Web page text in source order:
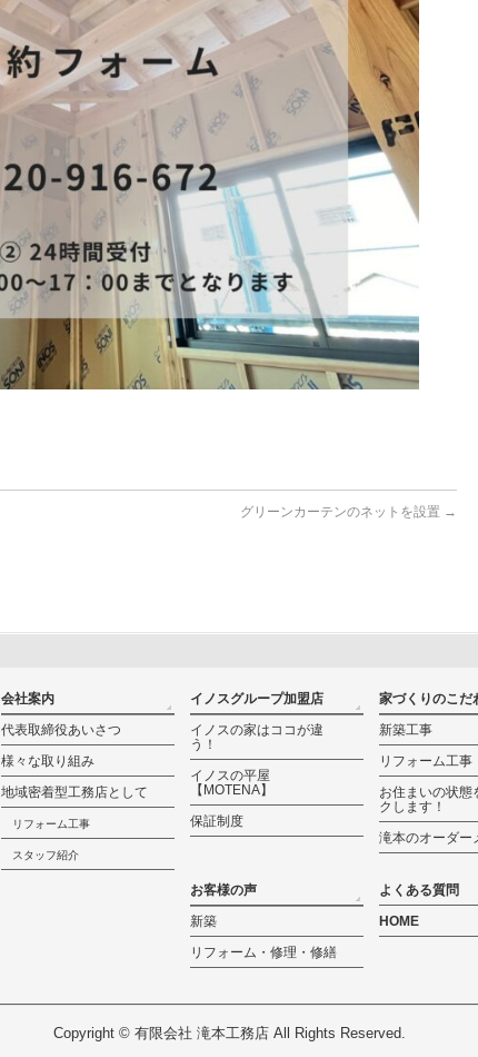
グリーンカーテンのネットを設置 →
会社案内
代表取締役あいさつ
様々な取り組み
地域密着型工務店として
リフォーム工事
スタッフ紹介
イノスグループ加盟店
イノスの家はココが違
う！
イノスの平屋
【MOTENA】
保証制度
家づくりのこだ
新築工事
リフォーム工事
お住まいの状態
クします！
滝本のオーダー
お客様の声
新築
リフォーム・修理・修繕
よくある質問
HOME
Copyright © 有限会社 滝本工務店All Rights Reserved.